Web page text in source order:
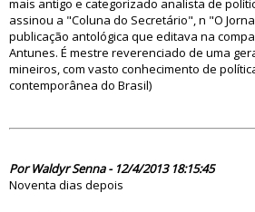
mais antigo e categorizado analista de
assinou a "Coluna do Secretário", n "O
publicação antológica que editava na
Antunes. É mestre reverenciado de uma
mineiros, com vasto conhecimento de
contemporânea do Brasil)
Por Waldyr Senna - 12/4/2013 18:15:45
Noventa dias depois